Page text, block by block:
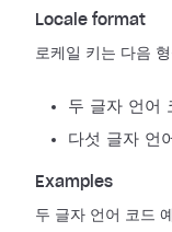
Locale format
로케일 키는 다음
두 글자 언어
다섯 글자 언
Examples
두 글자 언어 코드